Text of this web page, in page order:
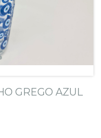
GREGO AZUL